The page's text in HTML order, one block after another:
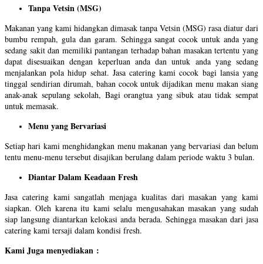
Tanpa Vetsin (MSG)
Makanan yang kami hidangkan dimasak tanpa Vetsin (MSG) rasa diatur dari
bumbu rempah, gula dan garam. Sehingga sangat cocok untuk anda yang
sedang sakit dan memiliki pantangan terhadap bahan masakan tertentu yang
dapat disesuaikan dengan keperluan anda dan untuk anda yang sedang
menjalankan pola hidup sehat. Jasa catering kami cocok bagi lansia yang
tinggal sendirian dirumah, bahan cocok untuk dijadikan menu makan siang
anak-anak sepulang sekolah, Bagi orangtua yang sibuk atau tidak sempat
untuk memasak.
Menu yang Bervariasi
Setiap hari kami menghidangkan menu makanan yang bervariasi dan belum
tentu menu-menu tersebut disajikan berulang dalam periode waktu 3 bulan.
Diantar Dalam Keadaan Fresh
Jasa catering kami sangatlah menjaga kualitas dari masakan yang kami
siapkan. Oleh karena itu kami selalu mengusahakan masakan yang sudah
siap langsung diantarkan kelokasi anda berada. Sehingga masakan dari jasa
catering kami tersaji dalam kondisi fresh.
Kami Juga menyediakan :